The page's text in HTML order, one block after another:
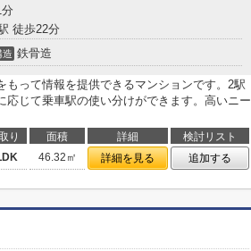
徒歩22分
造 鉄骨造
もって情報を提供できるマンションです。2駅
応じて乗車駅の使い分けができます。高いニー
り 面積 詳細
検討リスト
46.32㎡ 詳細を見る 追加する